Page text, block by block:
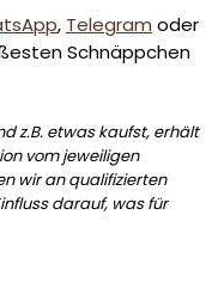
, Telegram oder
Schnäppchen
z.B. etwas kaufst, erhält
vom jeweiligen
wir an qualifizierten
darauf, was für